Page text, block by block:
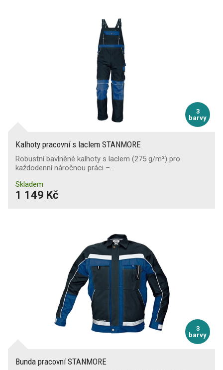
3
barvy
Kalhoty pracovní s laclem STANMORE
Robustní bavlněné kalhoty s laclem (275 g/m²) pro
každodenní náročnou práci –…
Skladem
1 149 Kč
3
barvy
Bunda pracovní STANMORE